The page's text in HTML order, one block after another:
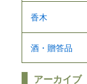
香木
酒・贈答品
アーカイブ